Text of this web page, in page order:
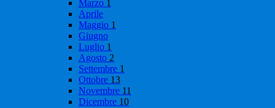
Marzo 1
Aprile
Maggio 1
Giugno
Luglio 1
Agosto 2
Settembre 1
Ottobre 13
Novembre 11
Dicembre 10